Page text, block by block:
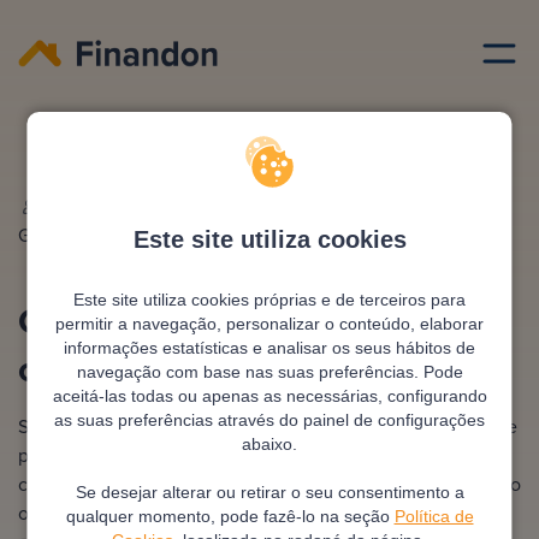
Este site utiliza cookies
Este site utiliza cookies próprias e de terceiros para
permitir a navegação, personalizar o conteúdo, elaborar
informações estatísticas e analisar os seus hábitos de
navegação com base nas suas preferências. Pode
aceitá-las todas ou apenas as necessárias, configurando
as suas preferências através do painel de configurações
abaixo.
Se desejar alterar ou retirar o seu consentimento a
qualquer momento, pode fazê-lo na seção Política de
Como calcular prestacao credito habitacao
Gonzalez
Pimentel
Como calcular prestação
crédito habitação
Saber como calcular prestação crédito habitação permite-te
planear melhor o teu orçamento e evitar surpresas. Ao
compreenderes os fatores que compõem a prestação, como
o montante do empréstimo, o prazo e a taxa de juro,